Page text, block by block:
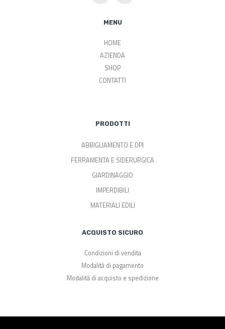
MENU
HOME
AZIENDA
SHOP
CONTATTI
PRODOTTI
ABBIGLIAMENTO E DPI
FERRAMENTA E SIDERURGICA
GIARDINAGGIO
IMPERDIBILI
MATERIALI EDILI
ACQUISTO SICURO
Condizioni di vendita
Modalità di pagamento
Modalità di acquisto e spedizione